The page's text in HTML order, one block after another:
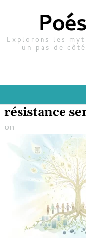
Explorons les
un pas de
résistance
on